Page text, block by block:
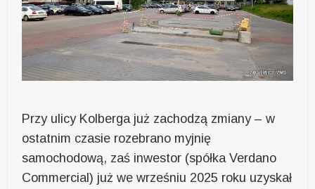
Przy ulicy Kolberga już zachodzą zmiany – w
ostatnim czasie rozebrano myjnię
samochodową, zaś inwestor (spółka Verdano
Commercial) już we wrześniu 2025 roku uzyskał